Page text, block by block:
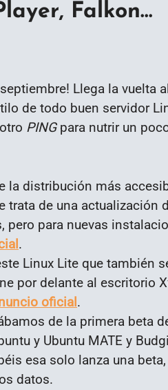
Falkon…
Llega la vuelta
de todo buen servidor
PINGpara nutrir un
la distribución más
trata de una actualización
pero para nuevas
.
Linux Lite que también
por delante al escritorio
oficial.
de la primera beta
y Ubuntu MATE y
esa solo lanza una
datos.